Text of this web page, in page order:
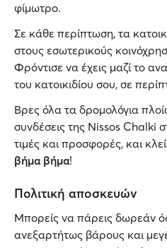
φίμωτρο.
Σε κάθε περίπτωση, τα
στους εσωτερικούς
Φρόντισε να έχεις μαζί το
του κατοικιδίου σου, σε
Βρες όλα τα δρομολόγια
συνδέσεις της Nissos Chalki
τιμές και προσφορές, και
βήμα βήμα!
Πολιτική αποσκευών
Μπορείς να πάρεις δωρεάν
ανεξαρτήτως βάρους και